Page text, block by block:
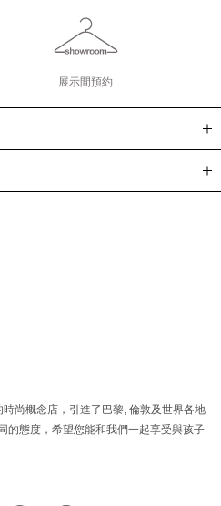
展示間預約
尚概念店，引進了巴黎, 倫敦及世界各地
的態度，希望您能和我們一起享受與孩子